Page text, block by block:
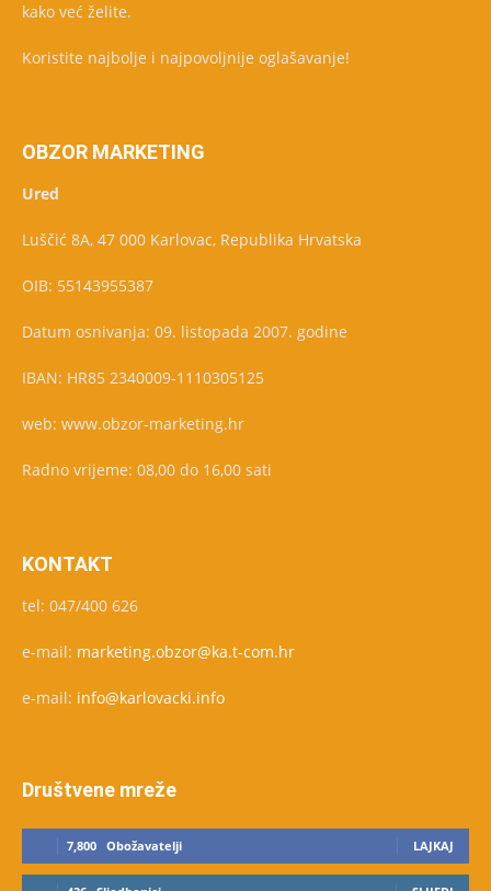
kako već želite.
Koristite najbolje i najpovoljnije oglašavanje!
OBZOR MARKETING
Ured
Luščić 8A, 47 000 Karlovac, Republika Hrvatska
OIB: 55143955387
Datum osnivanja: 09. listopada 2007. godine
IBAN: HR85 2340009-1110305125
web: www.obzor-marketing.hr
Radno vrijeme: 08,00 do 16,00 sati
KONTAKT
tel: 047/400 626
e-mail: marketing.obzor@ka.t-com.hr
e-mail: info@karlovacki.info
Društvene mreže
7,800 Obožavatelji LAJKAJ